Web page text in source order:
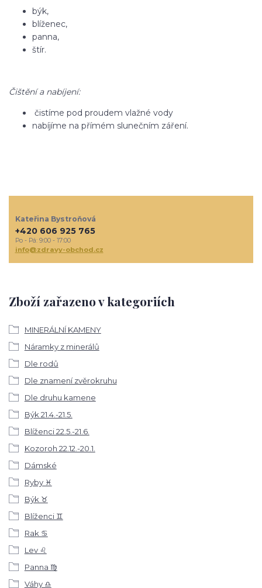
býk,
blíženec,
panna,
štír.
Čištění a nabíjení:
čistíme pod proudem vlažné vody
nabíjíme na přímém slunečním záření.
Zboží zařazeno v kategoriích
MINERÁLNÍ KAMENY
Náramky z minerálů
Dle rodů
Dle znamení zvěrokruhu
Dle druhu kamene
Býk 21.4.-21.5.
Blíženci 22.5.-21.6.
Kozoroh 22.12.-20.1.
Dámské
Ryby ♓
Býk ♉
Blíženci ♊
Rak ♋
Lev ♌
Panna ♍
Váhy ♎
Kateřina Bystroňová
+420 606 925 765
Po - Pá: 9:00 - 17:00
info@zdravy-obchod.cz